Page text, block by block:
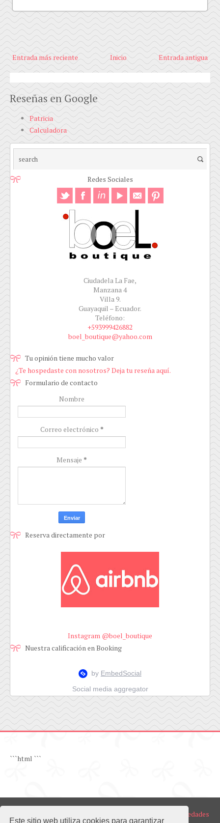
Este sitio web utiliza cookies para garantizar
Entrada más reciente Entrada antigua
Inicio
Reseñas en Google
Patricia
Calculadora
Redes Sociales
Ciudadela La Fae,
Manzana 4
Villa 9.
Guayaquil – Ecuador.
Teléfono:
+593999426882
boel_boutique@yahoo.com
Tu opinión tiene mucho valor
¿Te hospedaste con nosotros? Deja tu reseña aquí.
Formulario de contacto
Nombre
Correo electrónico *
Mensaje *
Reserva directamente por
Instagram @boel_boutique
Nuestra calificación en Booking
Social media aggregator
```html ```
BOEL Realty | Venta y Alquiler de Propiedades